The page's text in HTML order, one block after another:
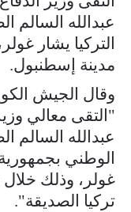
عبدالله السالم
التركيا يشار
مدينة إسطنبول.
وقال الجيش
"التقى معالي
عبدالله السالم
الوطني
غولر، وذلك خلال
تركيا الصديقة".